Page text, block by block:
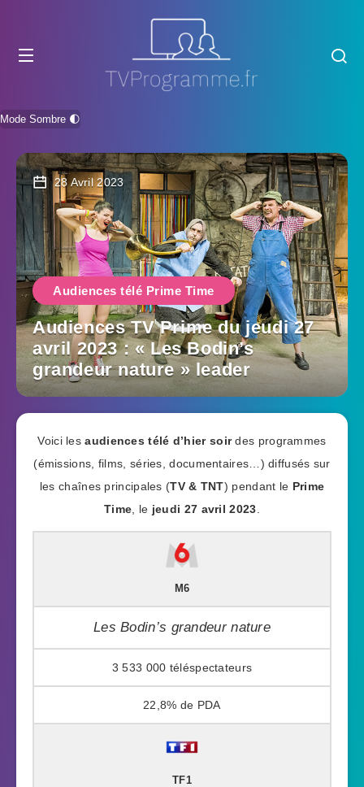
Mode Sombre 🌓
28 Avril 2023
Audiences télé Prime Time
Audiences TV Prime du jeudi 27
avril 2023 : « Les Bodin’s
grandeur nature » leader
Voici lesaudiences télé d’hier soirdes programmes
(émissions, films, séries, documentaires…) diffusés sur
les chaînes principales (TV & TNT) pendant le Prime
Time , le jeudi 27 avril 2023
M6
Les Bodin’s grandeur nature
3 533 000
22,8%
TF1